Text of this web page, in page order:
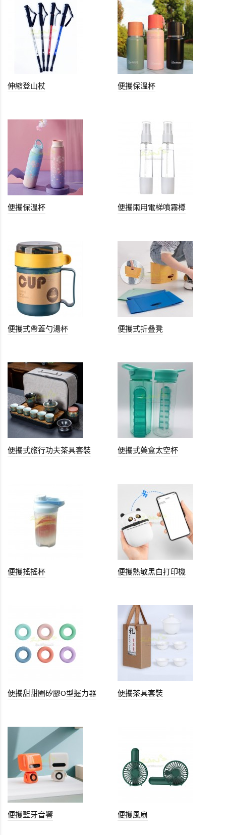
伸縮登山杖 便攜保溫杯
便攜保溫杯 便攜兩用電梯噴霧樽
便攜式帶蓋勺湯杯 便攜式折叠凳
便攜式旅行功夫茶具套裝 便攜式藥盒太空杯
便攜搖搖杯 便攜熱敏黑白打印機
便攜甜甜圈矽膠O型握力器 便攜茶具套裝
便攜藍牙音響 便攜風扇